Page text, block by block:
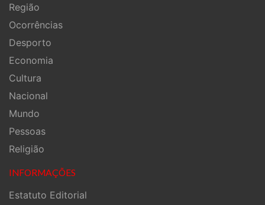
Região
Ocorrências
Desporto
Economia
Cultura
Nacional
Mundo
Pessoas
Religião
INFORMAÇÕES
Estatuto Editorial